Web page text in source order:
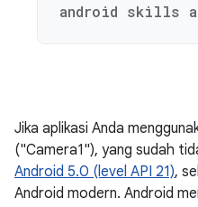
android skills
Jika aplikasi Anda
("Camera1"), yang sudah
Android 5.0 (level API 21),
Android modern. Android